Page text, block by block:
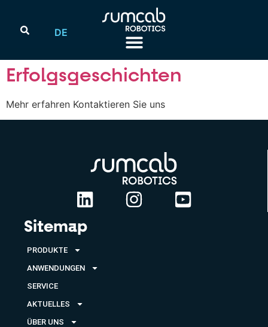
DE
Erfolgsgeschichten
Mehr erfahren Kontaktieren Sie uns
Sitemap
PRODUKTE
ANWENDUNGEN
SERVICE
AKTUELLES
ÜBER UNS